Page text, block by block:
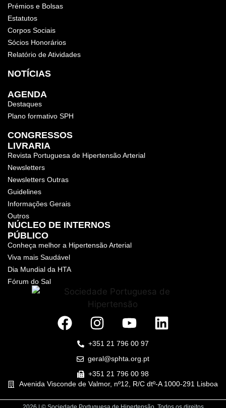
+351 21 796 00 97
geral@sphta.org.pt
+351 21 796 00 98
Avenida Visconde de Valmor, nº12, R/C dtº-A 1000-291 Lisboa
Prémios e Bolsas
Estatutos
Corpos Sociais
Sócios Honorários
Relatório de Atividades
NOTÍCIAS
AGENDA
Destaques
Plano formativo SPH
CONGRESSOS
LIVRARIA
Revista Portuguesa de Hipertensão Arterial
Newsletters
Newsletters Outras
Guidelines
Informações Gerais
Outros
NÚCLEO DE INTERNOS
PÚBLICO
Conheça melhor a Hipertensão Arterial
Viva mais Saudável
Dia Mundial da HTA
Fórum do Sal